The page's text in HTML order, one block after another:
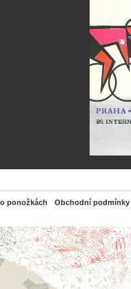
ponožkách Obchodní podmínky
PayPal